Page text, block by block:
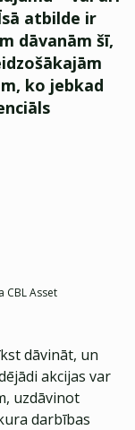
atbilde ir
dāvanām šī,
ko jebkad
CBL Asset
dāvināt, un
akcijas var
uzdāvinot
darbības